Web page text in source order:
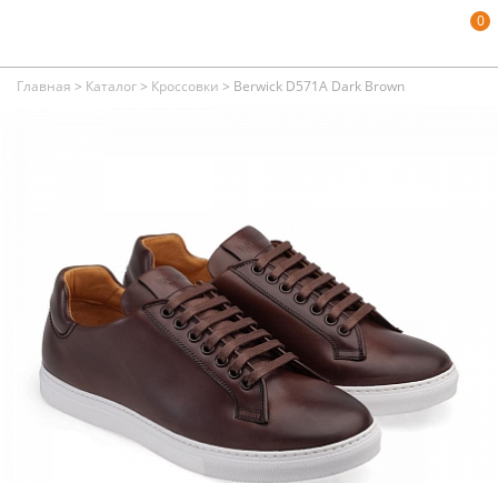
0
Главная > Каталог> Кроссовки > Berwick D571A Dark Brown